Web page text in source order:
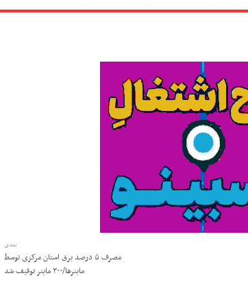
بعدی
مصرف ۵ درصد برق استان مرکزی توسط
ماینرها/۳۰۰ ماینر توقیف شد